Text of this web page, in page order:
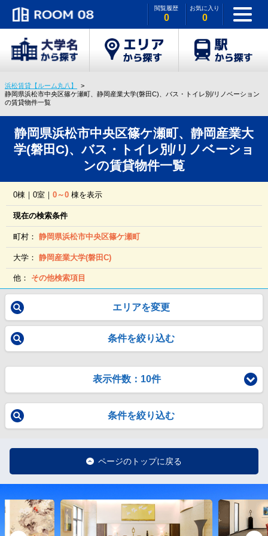
閲覧履歴
0
お気に入り
0
浜松賃貸【ルーム丸八】
静岡県浜松市中央区篠ケ瀬町、静岡産業大学(磐田C)、バス・トイレ別/リノベーション
の賃貸物件一覧
静岡県浜松市中央区篠ケ瀬町、静岡産業大
学(磐田C)、バス・トイレ別/リノベーショ
ンの賃貸物件一覧
0棟｜0室｜0～0 棟を表示
現在の検索条件
町村：静岡県浜松市中央区篠ケ瀬町
大学：静岡産業大学(磐田C)
他： その他検索項目
エリアを変更
条件を絞り込む
表示件数：10件
条件を絞り込む
ページのトップに戻る